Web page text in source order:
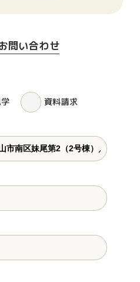
問い合わせ
資料請求